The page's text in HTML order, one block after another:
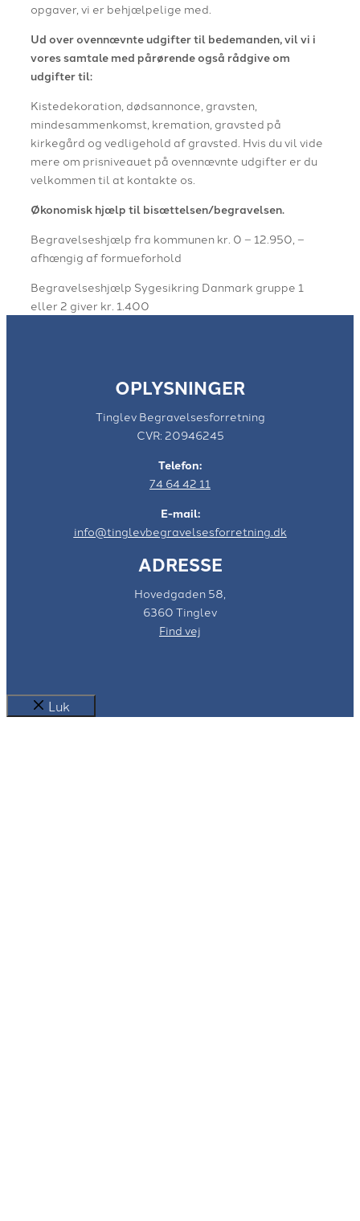
opgaver, vi er behjælpelige med.
Ud over ovennævnte udgifter til bedemanden, vil vi i
vores samtale med pårørende også rådgive om
udgifter til:
Kistedekoration, dødsannonce, gravsten,
mindesammenkomst, kremation, gravsted på
kirkegård og vedligehold af gravsted. Hvis du vil vide
mere om prisniveauet på ovennævnte udgifter er du
velkommen til at kontakte os.
Økonomisk hjælp til bisættelsen/begravelsen.
Begravelseshjælp fra kommunen kr. 0 – 12.950, –
afhængig af formueforhold
Begravelseshjælp Sygesikring Danmark gruppe 1
eller 2 giver kr. 1.400
OPLYSNINGER
Tinglev Begravelsesforretning
CVR: 20946245
Telefon:
74 64 42 11
E-mail:
info@tinglevbegravelsesforretning.dk
ADRESSE
Hovedgaden 58,
6360 Tinglev
Find vej
Luk